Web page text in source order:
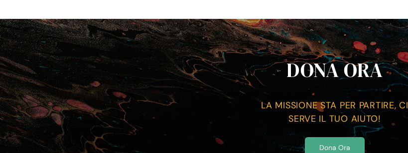
DONA ORA
LA MISSIONE STA PER PARTIRE, CI
SERVE IL TUO AIUTO!
Dona Ora